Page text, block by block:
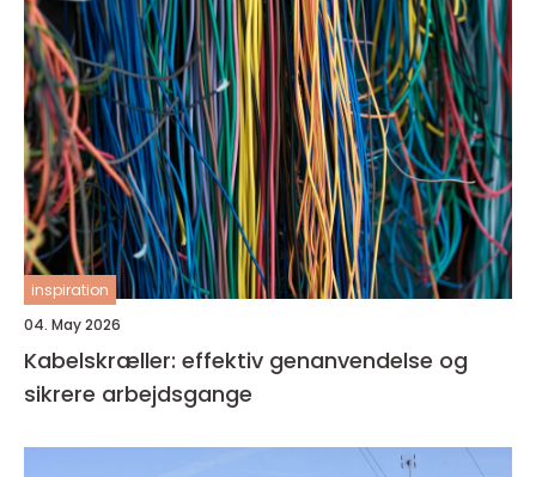
inspiration
04. May 2026
Kabelskræller: effektiv genanvendelse og
sikrere arbejdsgange